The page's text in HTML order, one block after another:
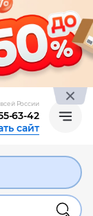
России
63-42
сайт